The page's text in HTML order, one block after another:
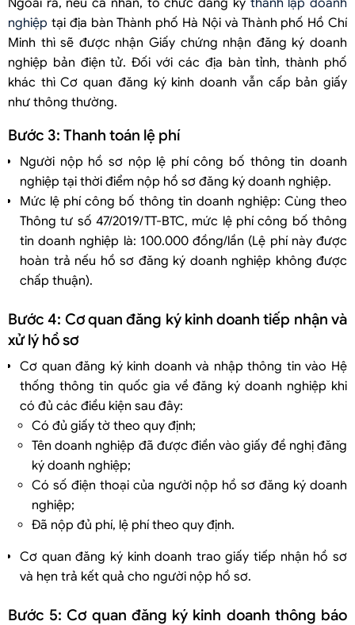
nghiệp tại địa bàn Thành phố Hà Nội và Thành phố Hồ Chí
Minh thì sẽ được nhận Giấy chứng nhận đăng ký doanh
nghiệp bản điện tử. Đối với các địa bàn tỉnh, thành phố
khác thì Cơ quan đăng ký kinh doanh vẫn cấp bản giấy
như thông thường.
Bước 3: Thanh toán lệ phí
Người nộp hồ sơ nộp lệ phí công bố thông tin doanh
nghiệp tại thời điểm nộp hồ sơ đăng ký doanh nghiệp.
Mức lệ phí công bố thông tin doanh nghiệp: Cùng theo
Thông tư số 47/2019/TT-BTC, mức lệ phí công bố thông
tin doanh nghiệp là: 100.000 đồng/lần (Lệ phí này được
hoàn trả nếu hồ sơ đăng ký doanh nghiệp không được
chấp thuận).
Bước 4: Cơ quan đăng ký kinh doanh tiếp nhận và
xử lý hồ sơ
Cơ quan đăng ký kinh doanh và nhập thông tin vào Hệ
thống thông tin quốc gia về đăng ký doanh nghiệp khi
có đủ các điều kiện sau đây:
Có đủ giấy tờ theo quy định;
Tên doanh nghiệp đã được điền vào giấy đề nghị đăng
ký doanh nghiệp;
Có số điện thoại của người nộp hồ sơ đăng ký doanh
nghiệp;
Đã nộp đủ phí, lệ phí theo quy định.
Cơ quan đăng ký kinh doanh trao giấy tiếp nhận hồ sơ
và hẹn trả kết quả cho người nộp hồ sơ.
Bước 5: Cơ quan đăng ký kinh doanh thông báo